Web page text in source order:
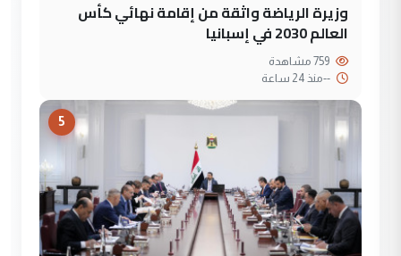
وزيرة الرياضة واثقة من إقامة نهائي كأس
العالم 2030 في إسبانيا
--منذ 24 ساعة
5